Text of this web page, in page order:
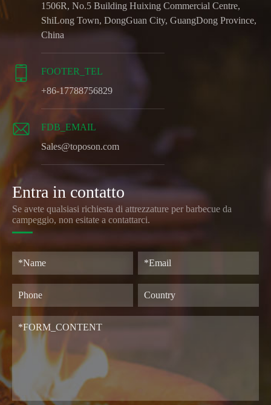
1506R, No.5 Building Huixing Commercial Centre,
ShiLong Town, DongGuan City, GuangDong Province,
China

FOOTER_TEL
+86-17788756829

FDB_EMAIL
Sales@toposon.com
Entra in contatto
Se avete qualsiasi richiesta di attrezzature per barbecue da
campeggio, non esitate a contattarci.